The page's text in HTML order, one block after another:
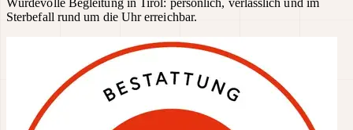
Sterbefall rund um die Uhr erreichbar.